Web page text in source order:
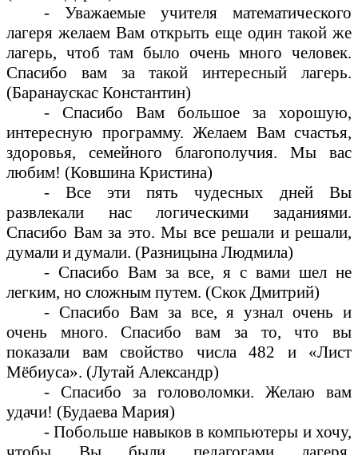
- Уважаемые учителя математического
лагеря желаем Вам открыть еще один такой же
лагерь, чтоб там было очень много человек.
Спасибо вам за такой интересный лагерь.
(Баранаускас Константин)
- Спасибо Вам большое за хорошую,
интересную программу. Желаем Вам счастья,
здоровья, семейного благополучия. Мы вас
любим! (Ковшина Кристина)
- Все эти пять чудесных дней Вы
развлекали нас логическими заданиями.
Спасибо Вам за это. Мы все решали и решали,
думали и думали. (Разницына Людмила)
- Спасибо Вам за все, я с вами шел не
легким, но сложным путем. (Скок Дмитрий)
- Спасибо Вам за все, я узнал очень и
очень много. Спасибо вам за то, что вы
показали вам свойство числа 482 и «Лист
Мёбиуса». (Лутай Александр)
- Спасибо за головоломки. Желаю вам
удачи! (Будаева Мария)
- Побольше навыков в компьютеры и хочу,